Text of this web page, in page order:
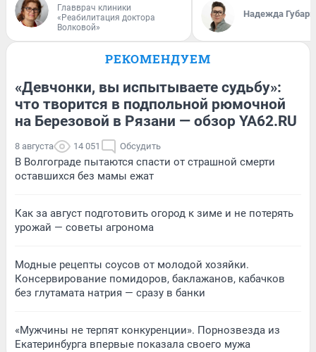
Главврач клиники
«Реабилитация доктора
Волковой»
Надежда Губарь
РЕКОМЕНДУЕМ
«Девчонки, вы испытываете судьбу»:
что творится в подпольной рюмочной
на Березовой в Рязани — обзор YA62.RU
8 августа 14 051 Обсудить
В Волгограде пытаются спасти от страшной смерти
оставшихся без мамы ежат
Как за август подготовить огород к зиме и не потерять
урожай — советы агронома
Модные рецепты соусов от молодой хозяйки.
Консервирование помидоров, баклажанов, кабачков
без глутамата натрия — сразу в банки
«Мужчины не терпят конкуренции». Порнозвезда из
Екатеринбурга впервые показала своего мужа